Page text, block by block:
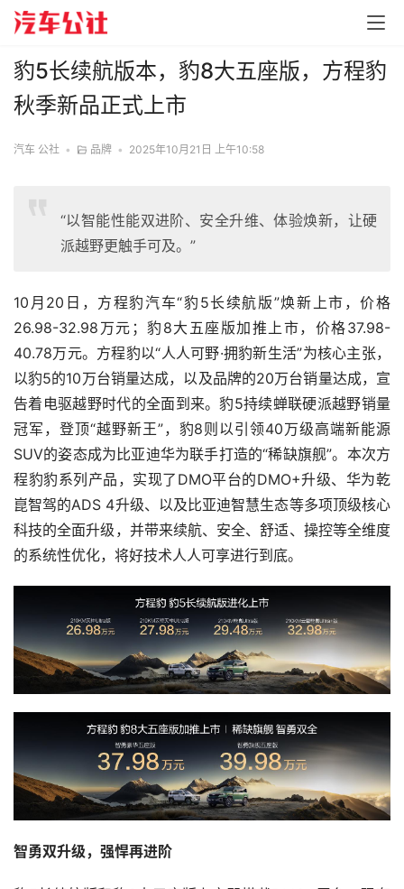
豹5长续航版本，豹8大五座版，方程豹
秋季新品正式上市
汽车 公社 • 品牌 • 2025年10月21日 上午10:58
“以智能性能双进阶、安全升维、体验焕新，让硬
派越野更触手可及。”
10月20日，方程豹汽车“豹5长续航版”焕新上市，价格
26.98-32.98万元；豹8大五座版加推上市，价格37.98-
40.78万元。方程豹以“人人可野·拥豹新生活”为核心主张，
以豹5的10万台销量达成，以及品牌的20万台销量达成，宣
告着电驱越野时代的全面到来。豹5持续蝉联硬派越野销量
冠军，登顶“越野新王”，豹8则以引领40万级高端新能源
SUV的姿态成为比亚迪华为联手打造的“稀缺旗舰”。本次方
程豹豹系列产品，实现了DMO平台的DMO+升级、华为乾
崑智驾的ADS 4升级、以及比亚迪智慧生态等多项顶级核心
科技的全面升级，并带来续航、安全、舒适、操控等全维度
的系统性优化，将好技术人人可享进行到底。
智勇双升级，强悍再进阶